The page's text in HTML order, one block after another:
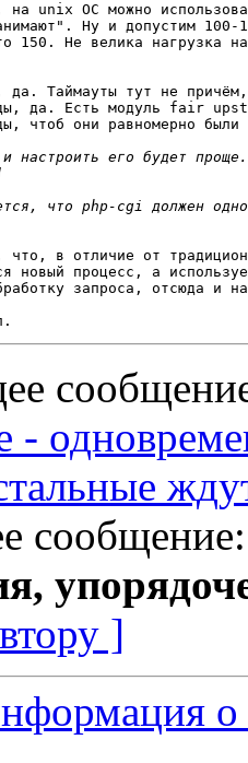
unix ОС можно
Ну и допустим 100-
150. Не велика нагрузка на
да. Таймауты тут не
да. Есть модуль fair
чтоб они равномерно были
что, в отличие от
новый процесс, а
запроса, отсюда и
-
]